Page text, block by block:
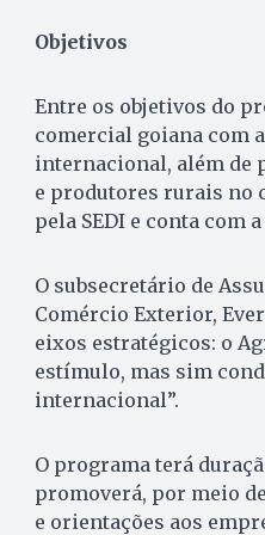
Objetivos
Entre os objetivos do
comercial goiana com
internacional, além de
e produtores rurais no
pela SEDI e conta com
O subsecretário de
Comércio Exterior,
eixos estratégicos: o
estímulo, mas sim
internacional”.
O programa terá
promoverá, por meio
e orientações aos